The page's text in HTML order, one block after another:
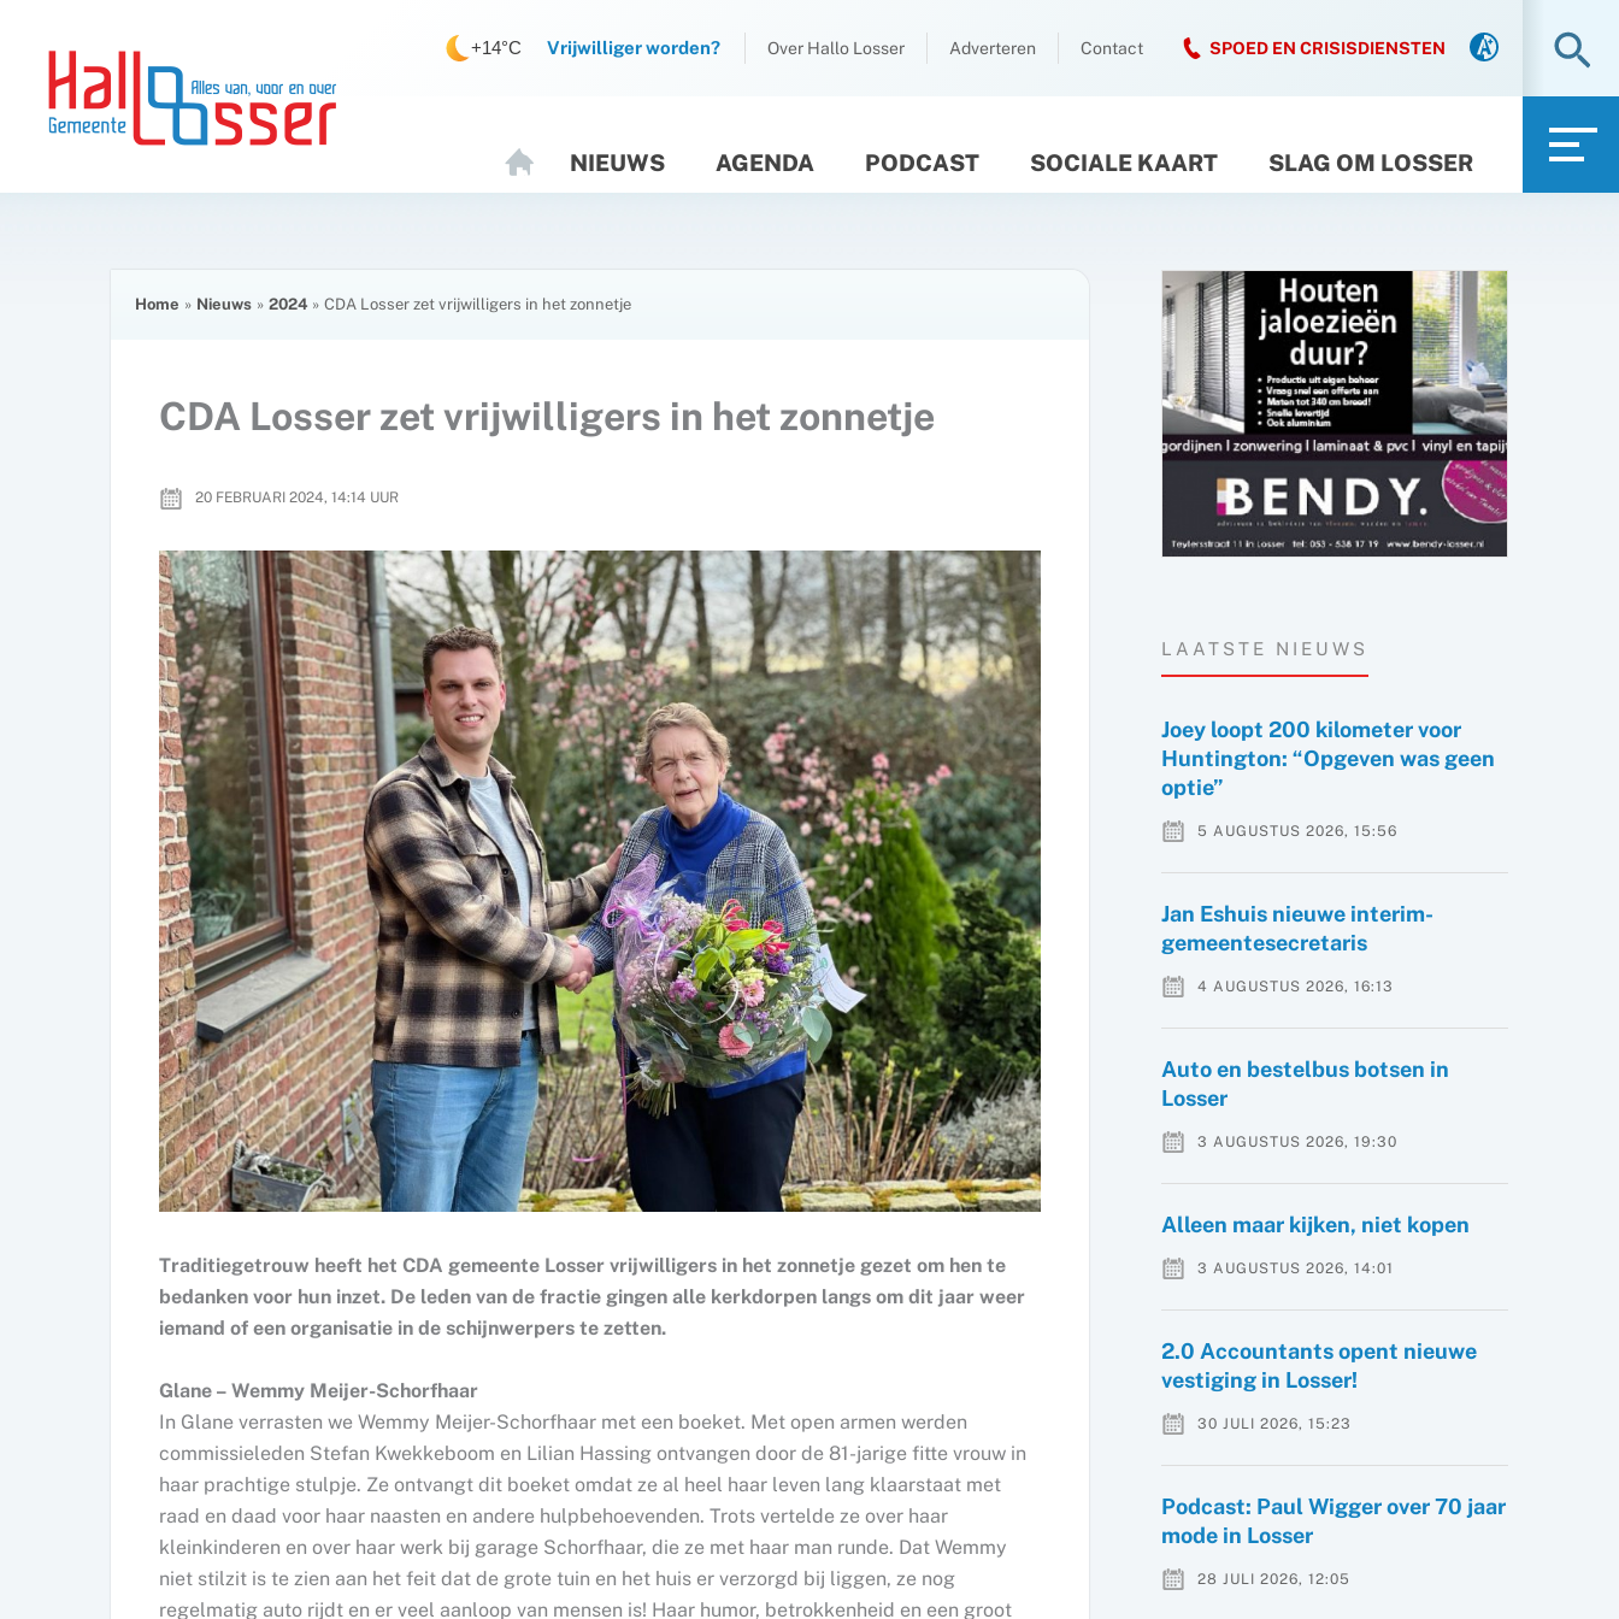
inhoud
inhoud
+14°C Vrijwilliger worden? Over Hallo Losser Adverteren Contact SPOED EN CRISISDIENSTEN
O
M
NIEUWS AGENDA PODCAST SOCIALE KAART SLAG OM LOSSER
Home Nieuws 2024 CDA Losser zet vrijwilligers in het zonnetje
CDA Losser zet vrijwilligers in het zonnetje
20 FEBRUARI 2024, 14:14 UUR
Traditiegetrouw heeft het CDA gemeente Losser vrijwilligers in het zonnetje gezet om hen te
bedanken voor hun inzet. De leden van de fractie gingen alle kerkdorpen langs om dit jaar weer
iemand of een organisatie in de schijnwerpers te zetten.
Glane – Wemmy Meijer-Schorfhaar
In Glane verrasten we Wemmy Meijer-Schorfhaar met een boeket. Met open armen werden
commissieleden Stefan Kwekkeboom en Lilian Hassing ontvangen door de 81-jarige fitte vrouw in
haar prachtige stulpje. Ze ontvangt dit boeket omdat ze al heel haar leven lang klaarstaat met
raad en daad voor haar naasten en andere hulpbehoevenden. Trots vertelde ze over haar
kleinkinderen en over haar werk bij garage Schorfhaar, die ze met haar man runde. Dat Wemmy
niet stilzit is te zien aan het feit dat de grote tuin en het huis er verzorgd bij liggen, ze nog
regelmatig auto rijdt en er veel aanloop van mensen is! Haar humor, betrokkenheid en een groot
LAATSTE NIEUWS
Joey loopt 200 kilometer voor
Huntington: “Opgeven was geen
optie”
5 AUGUSTUS 2026, 15:56
Jan Eshuis nieuwe interim-
gemeentesecretaris
4 AUGUSTUS 2026, 16:13
Auto en bestelbus botsen in
Losser
3 AUGUSTUS 2026, 19:30
Alleen maar kijken, niet kopen
3 AUGUSTUS 2026, 14:01
2.0 Accountants opent nieuwe
vestiging in Losser!
30 JULI 2026, 15:23
Podcast: Paul Wigger over 70 jaar
mode in Losser
28 JULI 2026, 12:05